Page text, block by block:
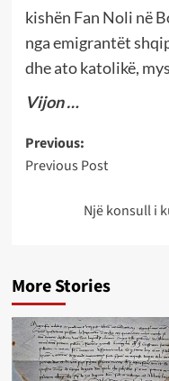
kishën Fan Noli në
nga emigrantët
dhe ato katolikë,
Vijon …
Post
navigation
Previous:
Previous Post
Një konsull i
More Stories